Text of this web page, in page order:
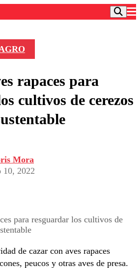
TV
Chilena
Internacional
en medios
rapaces para
cultivos de cerezos
Mora
10, 2022
de cazar con aves rapaces
peucos y otras aves de presa.